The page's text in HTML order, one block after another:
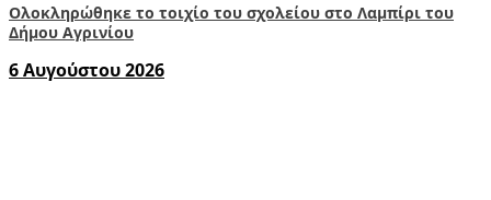
Ολοκληρώθηκε το τοιχίο του σχολείου στο Λαμπίρι του
Δήμου Αγρινίου
6 Αυγούστου 2026